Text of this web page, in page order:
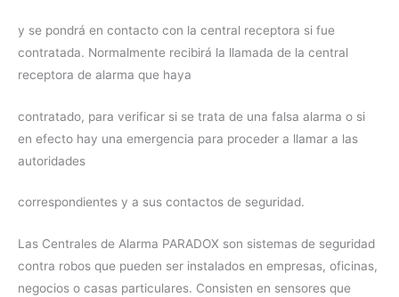
y se pondrá en contacto con la central receptora si fue
contratada. Normalmente recibirá la llamada de la central
receptora de alarma que haya
contratado, para verificar si se trata de una falsa alarma o si
en efecto hay una emergencia para proceder a llamar a las
autoridades
correspondientes y a sus contactos de seguridad.
Las Centrales de Alarma PARADOX son sistemas de seguridad
contra robos que pueden ser instalados en empresas, oficinas,
negocios o casas particulares. Consisten en sensores que